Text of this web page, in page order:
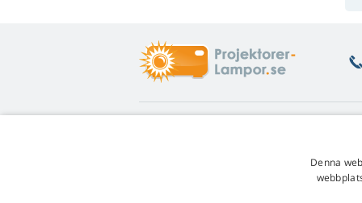
Denna